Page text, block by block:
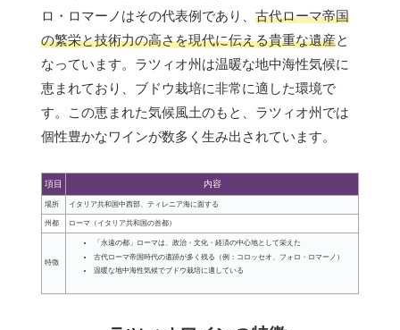
ロ・ロマーノはその代表例であり、 古代ローマ帝国
の繁栄と技術力の高さを現代に伝える貴重な遺産と
なっています。ラツィオ州は温暖な地中海性気候に
恵まれており、ブドウ栽培に非常に適した環境で
す。この恵まれた気候風土のもと、ラツィオ州では
個性豊かなワインが数多く生み出されています。
項目 内容
場所 イタリア共和国中西部、ティレニア海に面する
州都 ローマ（イタリア共和国の首都）
特徴
「永遠の都」ローマは、政治・文化・経済の中心地として栄えた
古代ローマ帝国時代の遺跡が多く残る（例：コロッセオ、フォロ・ロマーノ）
温暖な地中海性気候でブドウ栽培に適している